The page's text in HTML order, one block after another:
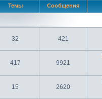
Темы Сообщения
32 421
417 9921
15 2620